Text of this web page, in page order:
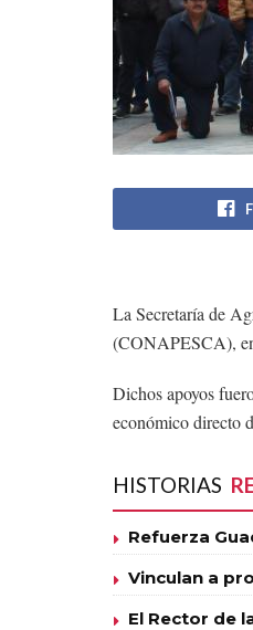
La Secretaría de
(CONAPESCA),
Dichos apoyos
económico directo
HISTORIAS
Refuerza
Vinculan a
El Rector de